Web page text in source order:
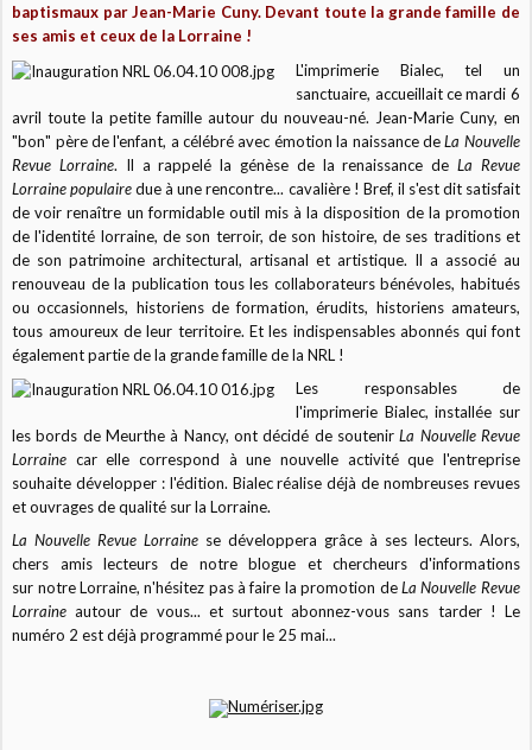
baptismaux par Jean-Marie Cuny. Devant toute la grande famille de
ses amis et ceux de la Lorraine !
L'imprimerie Bialec, tel un
sanctuaire, accueillait ce mardi 6
avril toute la petite famille autour du nouveau-né. Jean-Marie Cuny, en
"bon" père de l'enfant, a célébré avec émotion la naissance deLa Nouvelle
Revue Lorraine. Il a rappelé la génèse de la renaissance deLa Revue
Lorraine populairedue à une rencontre... cavalière ! Bref, il s'est dit satisfait
de voir renaître un formidable outil mis à la disposition de la promotion
de l'identité lorraine, de son terroir, de son histoire, de ses traditions et
de son patrimoine architectural, artisanal et artistique. Il a associé au
renouveau de la publication tous les collaborateurs bénévoles, habitués
ou occasionnels, historiens de formation, érudits, historiens amateurs,
tous amoureux de leur territoire. Et les indispensables abonnés qui font
également partie de la grande famille de la NRL !
Les responsables de
l'imprimerie Bialec, installée sur
les bords de Meurthe à Nancy, ont décidé de soutenirLa Nouvelle Revue
Lorraine car elle correspond à une nouvelle activité que l'entreprise
souhaite développer : l'édition. Bialec réalise déjà de nombreuses revues
et ouvrages de qualité sur la Lorraine.
La Nouvelle Revue Lorraine se développera grâce à ses lecteurs. Alors,
chers amis lecteurs de notre blogue et chercheurs d'informations
sur notre Lorraine, n'hésitez pas à faire la promotion deLa Nouvelle Revue
Lorraine autour de vous... et surtout abonnez-vous sans tarder ! Le
numéro 2 est déjà programmé pour le 25 mai...